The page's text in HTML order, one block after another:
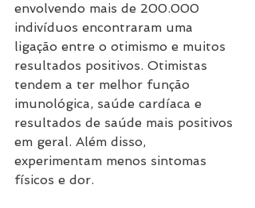
envolvendo mais de 200.000
indivíduos encontraram uma
ligação entre o otimismo e muitos
resultados positivos. Otimistas
tendem a ter melhor função
imunológica, saúde cardíaca e
resultados de saúde mais positivos
em geral. Além disso,
experimentam menos sintomas
físicos e dor.